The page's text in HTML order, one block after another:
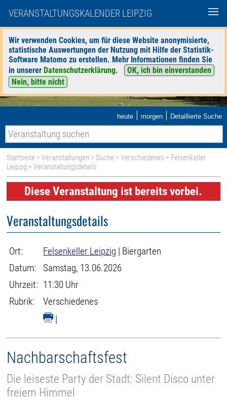
VERANSTALTUNGSKALENDER LEIPZIG
Wir verwenden Cookies, um für diese Website anonymisierte,
statistische Auswertungen der Nutzung mit Hilfe der Statistik-
Software Matomo zu erstellen. Mehr Informationen finden Sie
in unserer Datenschutzerklärung.
OK, ich bin einverstanden
Nein, bitte nicht
heute | morgen | Detaillierte Suche
Startseite >Veranstaltungen > Suche >Verschiedenes > Felsenkeller
Leipzig > Veranstaltungsdetails
Diese Veranstaltung ist bereits vorbei.
Veranstaltungsdetails
Ort: Felsenkeller Leipzig | Biergarten
Datum:
Samstag, 13.06.2026
Uhrzeit: 11:30 Uhr
Rubrik:
Verschiedenes
|
Nachbarschaftsfest
Die leiseste Party der Stadt: Silent Disco unter
freiem Himmel